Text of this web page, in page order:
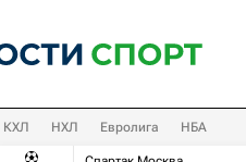
КХЛ НХЛ Евролига НБА